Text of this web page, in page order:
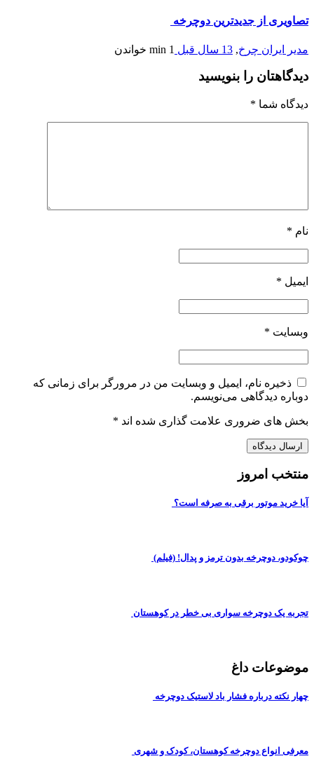
تصاویری از جدیدترین دوچرخه
مدیر ایران چرخ, 13 سال قبل 1 min خواندن
دیدگاهتان را بنویسید
دیدگاه شما *
نام *
ایمیل *
وبسایت *
ذخیره نام، ایمیل و وبسایت من در مرورگر برای زمانی که
دوباره دیدگاهی می‌نویسم.
بخش های ضروری علامت گذاری شده اند *
منتخب امروز
آیا خرید موتور برقی به صرفه است؟
چوکودو، دوچرخه بدون ترمز و پدال! (فیلم)
تجربه یک دوچرخه سواری بی خطر در کوهستان
موضوعات داغ
چهار نکته درباره فشار باد لاستیک دوچرخه
معرفی انواع دوچرخه کوهستان، کودک و شهری